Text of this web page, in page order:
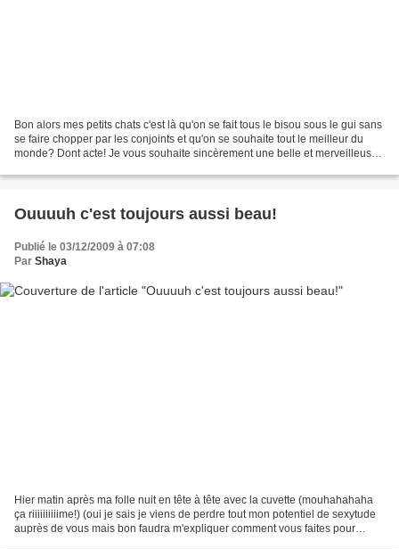
Bon alors mes petits chats c'est là qu'on se fait tous le bisou sous le gui sans
se faire chopper par les conjoints et qu'on se souhaite tout le meilleur du
monde? Dont acte! Je vous souhaite sincèrement une belle et merveilleuse
Ouuuuh c'est toujours aussi beau!
Publié le 03/12/2009 à 07:08
Par Shaya
Hier matin après ma folle nuit en tête à tête avec la cuvette (mouhahahaha
ça riiiiiiiiiime!) (oui je sais je viens de perdre tout mon potentiel de sexytude
auprès de vous mais bon faudra m'expliquer comment vous faites pour